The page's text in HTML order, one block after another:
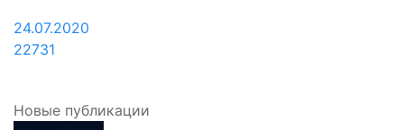
24.07.2020
22731
Новые публикации